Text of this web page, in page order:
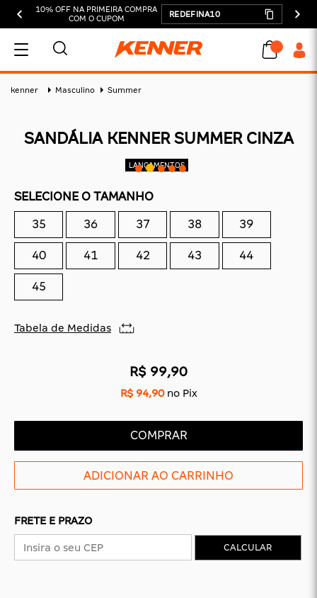
10% OFF NA PRIMEIRA COMPRA
COM O CUPOM
REDEFINA10
SLIDES
MEU CARRINHO
SUBTOTAL:
DESCONTOS:
TOTAL:
kenner Masculino Summer
SANDÁLIA KENNER SUMMER CINZA
SELECIONE O TAMANHO
35 36 37 38 39
40 41 42 43 44
45
Tabela de Medidas
R$ 99,90
R$ 94,90no Pix
COMPRAR
FRETE E PRAZO
CALCULAR